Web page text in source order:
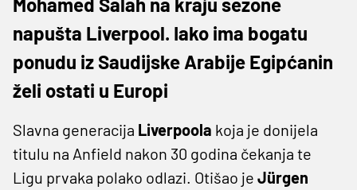
napušta Liverpool. Iako ima bogatu
ponudu iz Saudijske Arabije Egipćanin
želi ostati u Europi
Slavna generacija Liverpoola koja je donijela
titulu na Anfield nakon 30 godina čekanja te
Ligu prvaka polako odlazi. Otišao je Jürgen